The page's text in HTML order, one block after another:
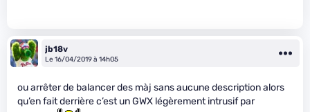
jb18v
Le 16/04/2019 à 14h05
ou arrêter de balancer des màj sans aucune description alors
qu’en fait derrière c’est un GWX légèrement intrusif par